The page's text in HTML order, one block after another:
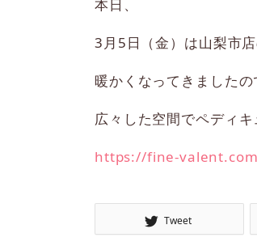
本日、
3月5日（金）は山梨市
暖かくなってきましたの
広々した空間でペディ
https://fine-
Tweet